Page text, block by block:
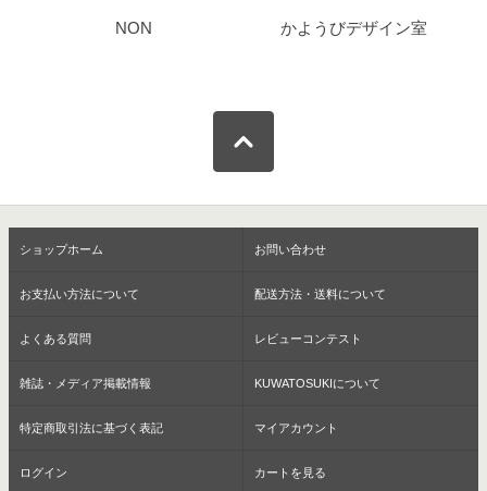
NON かようびデザイン室
ショップホーム お問い合わせ
お支払い方法について 配送方法・送料について
よくある質問 レビューコンテスト
雑誌・メディア掲載情報 KUWATOSUKIについて
特定商取引法に基づく表記 マイアカウント
ログイン カートを見る